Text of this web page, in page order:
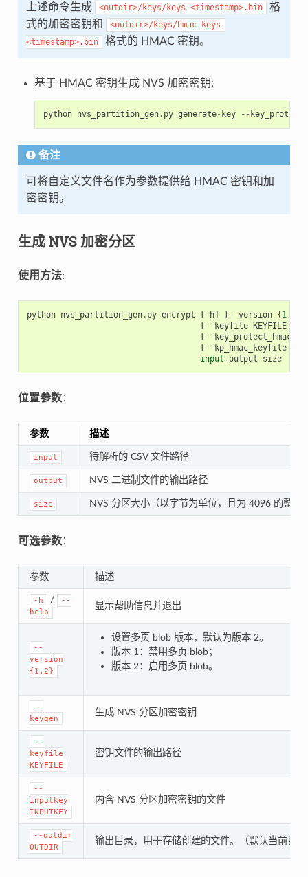
上述命令生成 <outdir>/keys/keys-<timestamp>.bin
格
式的加密密钥和
<outdir>/keys/hmac-keys-
<timestamp>.bin
格式的 HMAC 密钥。
基于 HMAC 密钥生成 NVS 加密密钥:
python nvs_partition_gen. py generate- key --
备注
可将自定义文件名作为参数提供给 HMAC 密钥和加
密密钥。
生成 NVS 加密分区
使用方法:
python nvs_partition_gen. py encrypt [ - h] [ --version {1,
[ -- keyfile KEYFILE]
[ -- key_protect_hmac
[ -- kp_hmac_keyfile
input output size
位置参数：
参数 描述
input 待解析的 CSV 文件路径
output NVS 二进制文件的输出路径
size NVS 分区大小（以字节为单位，且为 4096 的整数
可选参数：
参数 描述
-h /
--
help
显示帮助信息并退出
--
version
{1,2}
设置多页 blob 版本，默认为版本 2。
版本 1：禁用多页 blob；
版本 2：启用多页 blob。
--
keygen
生成 NVS 分区加密密钥
--
keyfile
KEYFILE
密钥文件的输出路径
--
inputkey
INPUTKEY
内含 NVS 分区加密密钥的文件
--outdir
OUTDIR
输出目录，用于存储创建的文件。（默认当前目